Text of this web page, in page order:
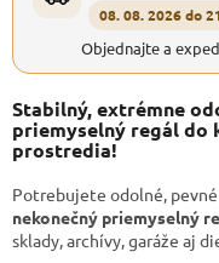
08. 08. 2026 do
Objednajte a
Stabilný, extrémne
priemyselný regál do
prostredia!
Potrebujete odolné,
nekonečný priemyselný
sklady, archívy, garáže aj